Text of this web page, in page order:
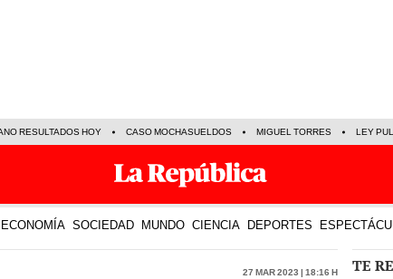
ECONOMÍA SOCIEDAD MUNDO CIENCIA DEPORTES
27 Mar 2023 | 18:16 h TE